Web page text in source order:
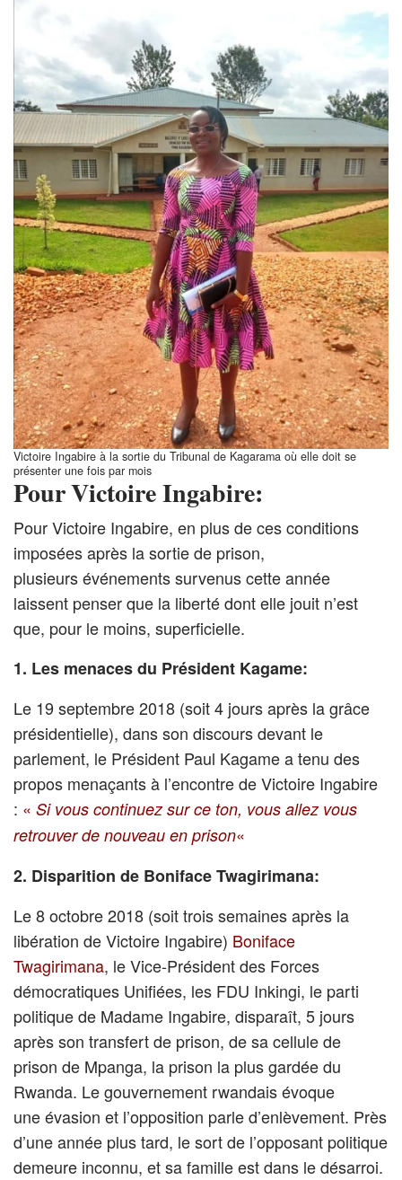
Victoire Ingabire à la sortie du Tribunal de Kagarama où elle doit se
présenter une fois par mois
Pour Victoire Ingabire:
Pour Victoire Ingabire, en plus de ces conditions
imposées après la sortie de prison,
plusieurs événements survenus cette année
laissent penser que la liberté dont elle jouit n’est
que, pour le moins, superficielle.
1. Les menaces du Président Kagame:
Le 19 septembre 2018 (soit 4 jours après la grâce
présidentielle), dans son discours devant le
parlement, le Président Paul Kagame a tenu des
propos menaçants à l’encontre de Victoire Ingabire
: « Si vous continuez sur ce ton, vous allez vous
retrouver de nouveau en prison«
2. Disparition de Boniface Twagirimana:
Le 8 octobre 2018 (soit trois semaines après la
libération de Victoire Ingabire) Boniface
Twagirimana, le Vice-Président des Forces
démocratiques Unifiées, les FDU Inkingi, le parti
politique de Madame Ingabire, disparaît, 5 jours
après son transfert de prison, de sa cellule de
prison de Mpanga, la prison la plus gardée du
Rwanda. Le gouvernement rwandais évoque
une évasion et l’opposition parle d’enlèvement. Près
d’une année plus tard, le sort de l’opposant politique
demeure inconnu, et sa famille est dans le désarroi.